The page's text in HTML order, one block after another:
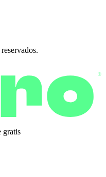
®
gratis